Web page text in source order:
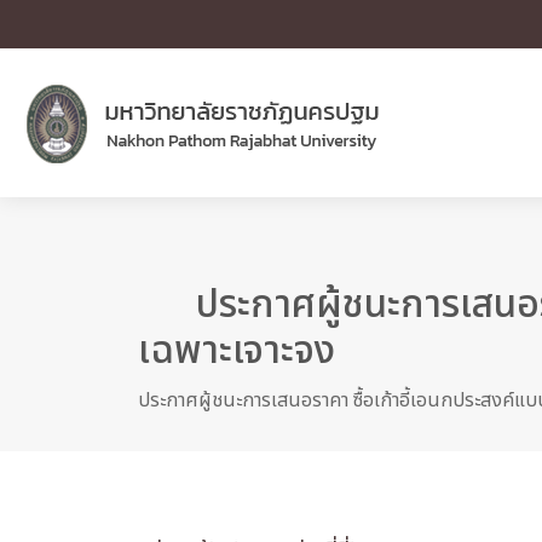
ประกาศผู้ชนะการเสน
เฉพาะเจาะจง
ประกาศผู้ชนะการเสนอราคา ซื้อเก้าอี้เอนกประสงค์แ